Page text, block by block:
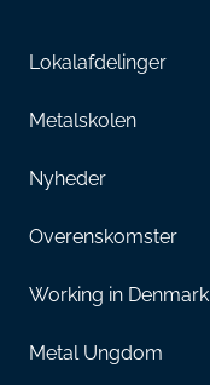
Lokalafdelinger
Metalskolen
Nyheder
Overenskomster
Working in Denmark
Metal Ungdom